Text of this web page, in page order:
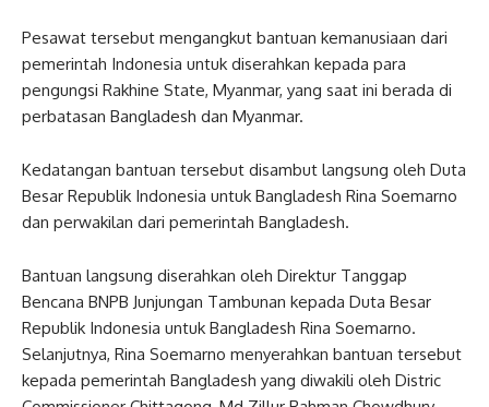
Pesawat tersebut mengangkut bantuan kemanusiaan dari
pemerintah Indonesia untuk diserahkan kepada para
pengungsi Rakhine State, Myanmar, yang saat ini berada di
perbatasan Bangladesh dan Myanmar.
Kedatangan bantuan tersebut disambut langsung oleh Duta
Besar Republik Indonesia untuk Bangladesh Rina Soemarno
dan perwakilan dari pemerintah Bangladesh.
Bantuan langsung diserahkan oleh Direktur Tanggap
Bencana BNPB Junjungan Tambunan kepada Duta Besar
Republik Indonesia untuk Bangladesh Rina Soemarno.
Selanjutnya, Rina Soemarno menyerahkan bantuan tersebut
kepada pemerintah Bangladesh yang diwakili oleh Distric